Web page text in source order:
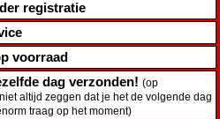
registratie
voorraad
dag verzonden! (op
altijd zeggen dat je het de volgende dag
traag op het moment)